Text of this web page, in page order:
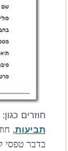
חוזרים כגון:
תביעות,
בדבר טפסי